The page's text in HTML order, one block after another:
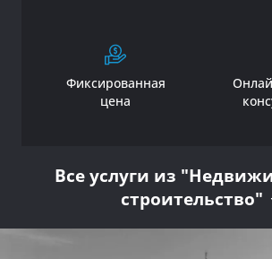
Фиксированная
цена
Все услуги из
строительство"